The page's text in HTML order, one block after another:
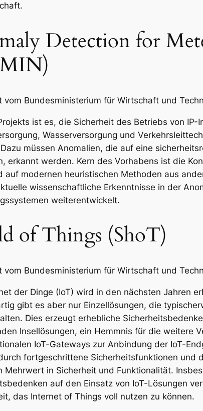
Detection for
vom Bundesministerium für Wirtschaft und
ist es, die Sicherheit des Betriebs von
Wasserversorgung und
müssen Anomalien, die auf eine
erkannt werden. Kern des Vorhabens ist die
auf modernen heuristischen Methoden aus
wissenschaftliche Erkenntnisse in der
weiterentwickelt.
of Things (ShoT)
vom Bundesministerium für Wirtschaft und
der Dinge (IoT) wird in den nächsten Jahren
gibt es aber nur Einzellösungen, die
Dies erzeugt erhebliche
Insellösungen, ein Hemmnis für die weitere
IoT-Gateways zur Anbindung der IoT-
fortgeschrittene Sicherheitsfunktionen und
Mehrwert in Sicherheit und Funktionalität.
auf den Einsatz von IoT-Lösungen
das Internet of Things voll nutzen zu können.